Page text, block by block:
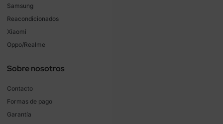
Samsung
Reacondicionados
Xiaomi
Oppo/Realme
Sobre nosotros
Contacto
Formas de pago
Garantía